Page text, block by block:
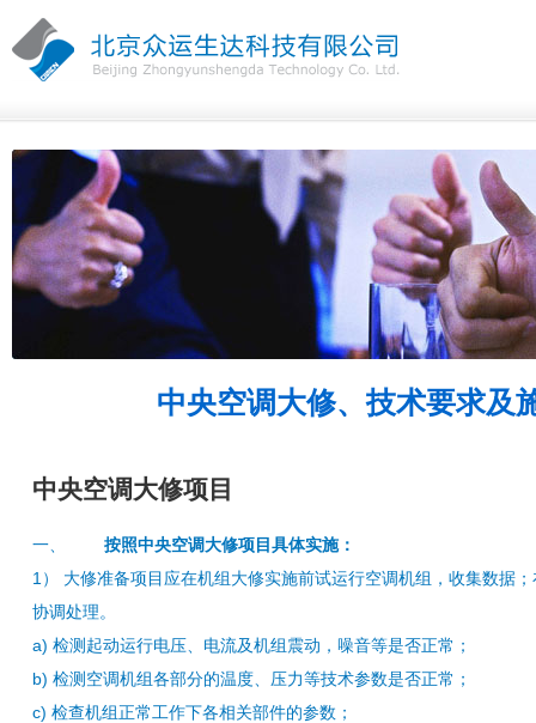
中央空调大修、技术要求及
中央空调大修项目
一、
按照中央空调大修项目具体实施：
1） 大修准备项目应在机组大修实施前试运行空调机组，收集数据
协调处理。
a) 检测起动运行电压、电流及机组震动，噪音等是否正常；
b) 检测空调机组各部分的温度、压力等技术参数是否正常；
c) 检查机组正常工作下各相关部件的参数；